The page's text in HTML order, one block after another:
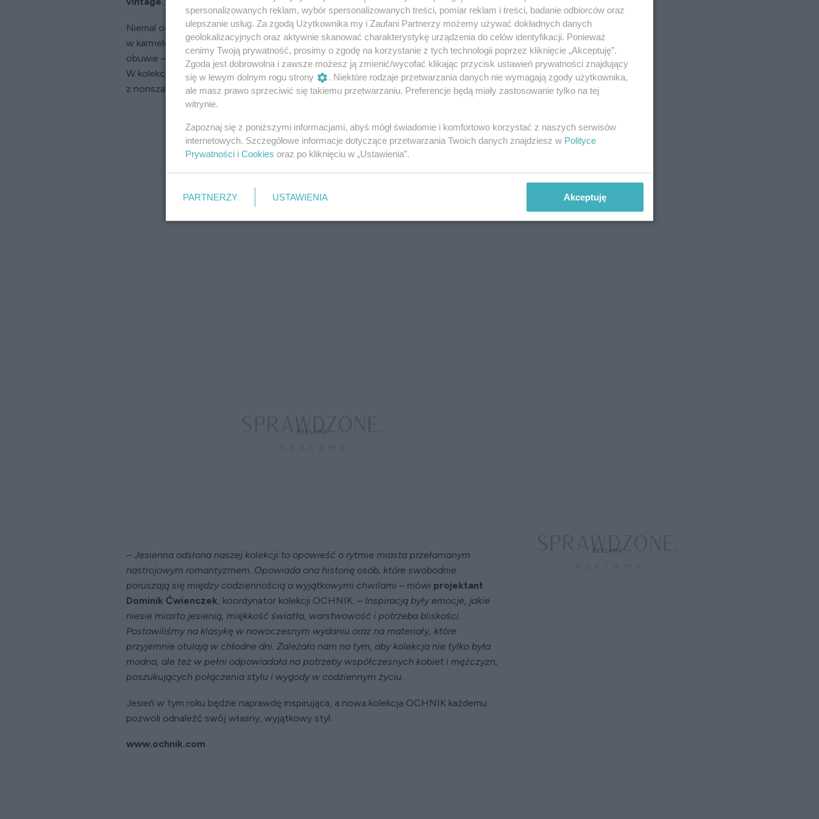
Niemal od pierwszego spojrzenia uwagę przyciągałytorby z naturalnego zamszu
w karmelowych i czekoladowych odcieniach, shopperki hobo z włoskiej skóry,
obuwie – od mokasynów po botki i kozaki – oraz
akcesoria wmodny wężowy print .
W kolekcji męskiej szczególnie doceniono welurową marynarkę, łączącą klasykę
z nonszalancją, oraz pikowaną skórzaną kurtkę w oryginalnym bordowym odcieniu.
– Jesienna odsłona naszej kolekcji to opowieść o rytmie miasta przełamanym
nastrojowym romantyzmem. Opowiada ona historię osób, które swobodnie
poruszają się między codziennością a wyjątkowymi chwilami – mówi projektant
Dominik Ćwienczek , koordynator kolekcji OCHNIK. – Inspiracją były emocje, jakie
niesie miasto jesienią, miękkość światła, warstwowość i potrzeba bliskości.
Postawiliśmy na klasykę w nowoczesnym wydaniu oraz na materiały, które
przyjemnie otulają w chłodne dni. Zależało nam na tym, aby kolekcja nie tylko była
modna, ale też w pełni odpowiadała na potrzeby współczesnych kobiet i mężczyzn,
poszukujących połączenia stylu i wygody w codziennym życiu.
Jesień w tym roku będzie naprawdę inspirująca, a nowa kolekcja OCHNIK każdemu
pozwoli odnaleźć swój własny, wyjątkowy styl.
www.ochnik.com
spersonalizowanych reklam, wybór spersonalizowanych treści, pomiar reklam i treści, badanie odbiorców oraz
ulepszanie usług. Za zgodą Użytkownika my i Zaufani Partnerzy możemy używać dokładnych danych
geolokalizacyjnych oraz aktywnie skanować charakterystykę urządzenia do celów identyfikacji. Ponieważ
cenimy Twoją prywatność, prosimy o zgodę na korzystanie z tych technologii poprzez kliknięcie „Akceptuję”.
Zgoda jest dobrowolna i zawsze możesz ją zmienić/wycofać klikając przycisk ustawień prywatności znajdujący
się w lewym dolnym rogu strony
. Niektóre rodzaje przetwarzania danych nie wymagają zgody użytkownika,
ale masz prawo sprzeciwić się takiemu przetwarzaniu. Preferencje będą miały zastosowanie tylko na tej
witrynie.
Zapoznaj się z poniższymi informacjami, abyś mógł świadomie i komfortowo korzystać z naszych serwisów
internetowych. Szczegółowe informacje dotyczące przetwarzania Twoich danych znajdziesz w Polityce
Prywatności i Cookies oraz po kliknięciu w „Ustawienia”.
PARTNERZY USTAWIENIA Akceptuję